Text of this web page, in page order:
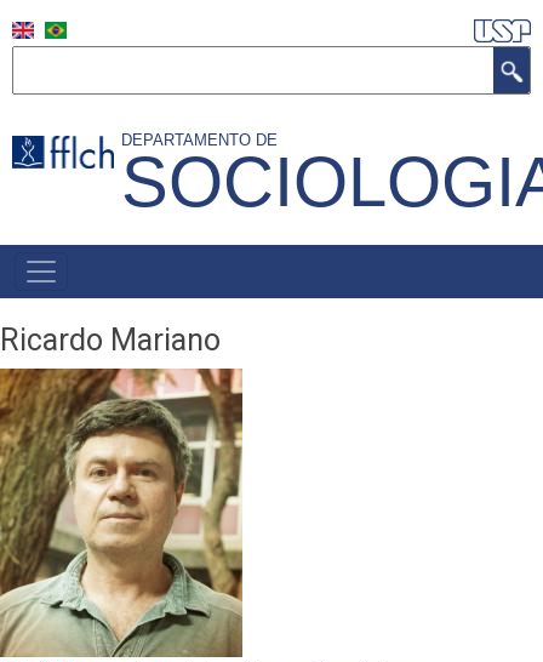
para
principal
DEPARTAMENTO DE
NAVEGAÇÃO
PRINCIPAL
Ricardo Mariano